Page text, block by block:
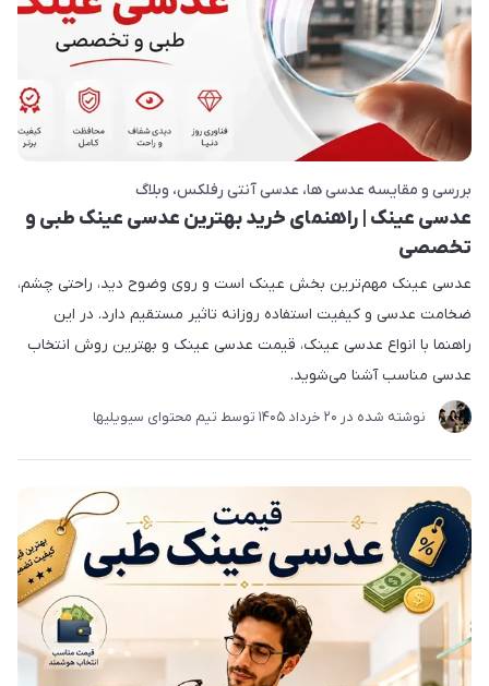
بررسی و مقایسه عدسی ها عدسی آنتی رفلکس وبلاگ
عدسی عینک | راهنمای خرید بهترین عدسی عینک طبی و
تخصصی
عدسی عینک مهم‌ترین بخش عینک است و روی وضوح دید، راحتی چشم،
ضخامت عدسی و کیفیت استفاده روزانه تاثیر مستقیم دارد. در این
راهنما با انواع عدسی عینک، قیمت عدسی عینک و بهترین روش انتخاب
عدسی مناسب آشنا می‌شوید.
نوشته شده در 20 خرداد 1405 توسط تیم محتوای سیویلیها